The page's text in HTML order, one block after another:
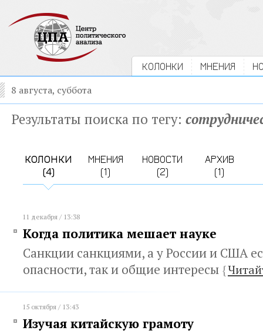
КОЛОНКИ МНЕНИЯ
8 августа, суббота
Результаты поиска по тегу:
КОЛОНКИ
(4)
МНЕНИЯ
(1)
НОВОСТИ
(2)
АРХИВ
(1)
11 декабря / 13:38
Когда политика мешает науке
Санкции санкциями, а у России и США
опасности, так и общие интересы {
15 октября / 13:43
Изучая китайскую грамоту